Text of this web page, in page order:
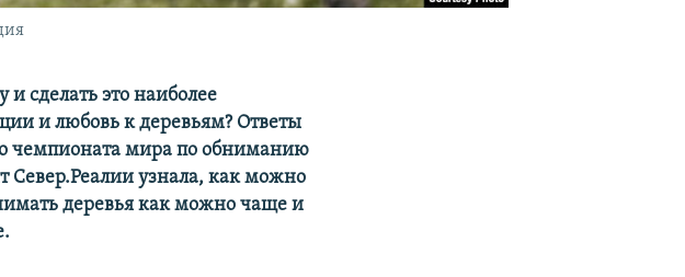
сделать это наиболее
и любовь к деревьям? Ответы
чемпионата мира по обниманию
Север.Реалии узнала, как можно
деревья как можно чаще и